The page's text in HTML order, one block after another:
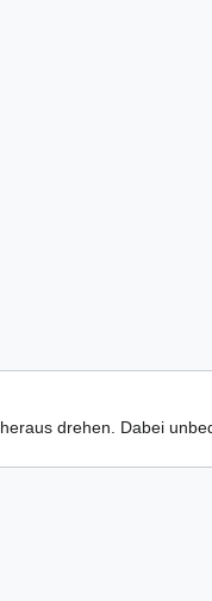
drehen. Dabei